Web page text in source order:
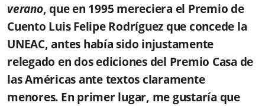
verano, que en 1995 mereciera el Premio de
Cuento Luis Felipe Rodríguez que concede la
UNEAC, antes había sido injustamente
relegado en dos ediciones del Premio Casa de
las Américas ante textos claramente
menores. En primer lugar, me gustaría que